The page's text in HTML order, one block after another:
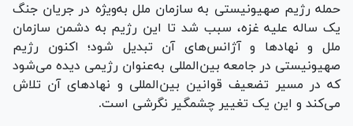
حمله رژیم صهیونیستی به سازمان ملل به‌ویژه در جریان جنگ
یک ساله علیه غزه، سبب شد تا این رژیم به دشمن سازمان
ملل و نهاد‌ها و آژانس‌های آن تبدیل شود؛ اکنون رژیم
صهیونیستی در جامعه بین‌المللی به‌عنوان رژیمی دیده می‌شود
که در مسیر تضعیف قوانین بین‌المللی و نهاد‌های آن تلاش
می‌کند و این یک تغییر چشمگیر نگرشی است.